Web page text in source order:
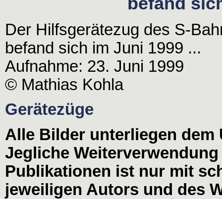
Der Hilfsgerätezug des S-
befand sich im Juni 1999 ...
Aufnahme: 23. Juni 1999
© Mathias Kohla
Gerätezüge
Alle Bilder unterliegen dem
Jegliche
Publikationen ist nur mit
jeweiligen Autors und des